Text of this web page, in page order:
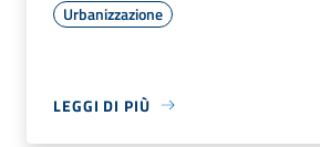
Urbanizzazione
LEGGI DI PIÙ